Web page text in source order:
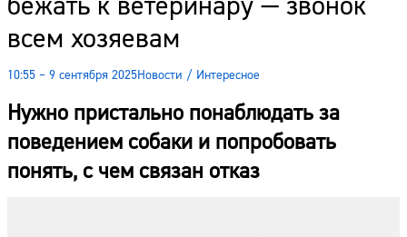
всем хозяевам
10:55 – 9 сентября 2025Новости / Интересное
Нужно пристально понаблюдать за
поведением собаки и попробовать
понять, с чем связан отказ
Фоторепортажи
Погода
Курсы валют